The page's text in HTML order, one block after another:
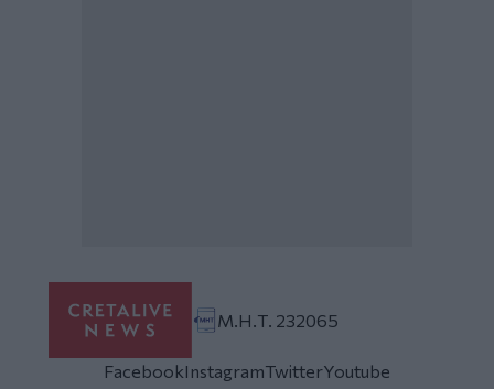
Μ.Η.Τ. 232065
FacebookInstagramTwitterYoutube